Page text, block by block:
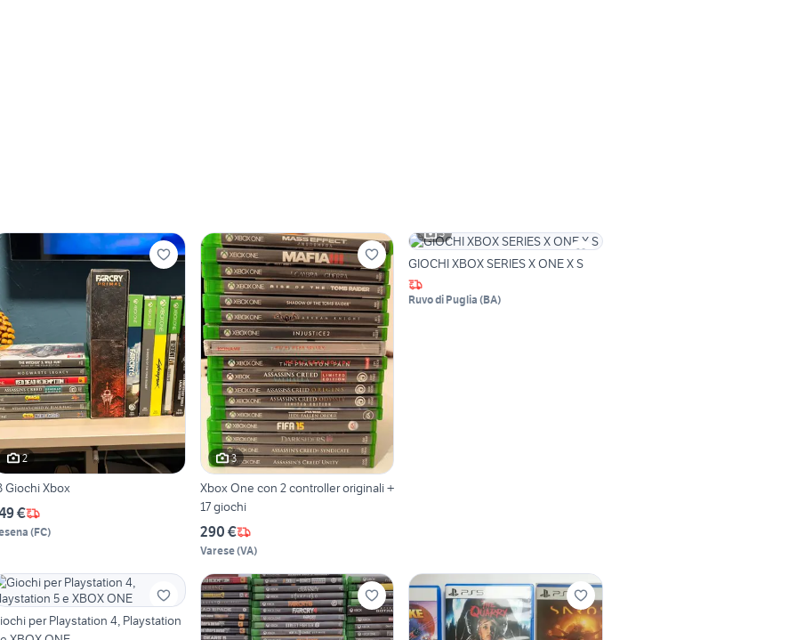
2
Giochi Xbox
€
(FC)
3
Xbox One con 2 controller originali +
17 giochi
290 €
Varese(VA)
3
GIOCHI XBOX SERIES X ONE X S
Ruvo di Puglia (BA)
per Playstation 4, Playstation